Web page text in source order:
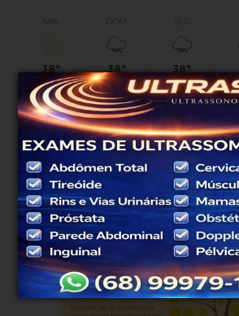
SÁB
38°
23°
DOM
38°
23°
SEG
38°
22°
Atualizado às 06h01
PUBLICIDADE